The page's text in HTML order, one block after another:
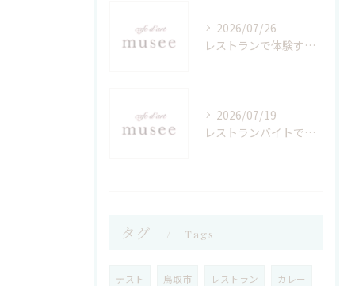
2026/07/26
レストランで体験する孤高の味鳥取県鳥取市西伯郡南部町の魅力と田舎の味わい方
2026/07/19
レストランバイトで磨く接客スキルと職場選びの新常識
タグ Tags
テスト 鳥取市 レストラン カレー